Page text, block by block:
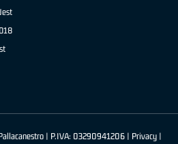
| P.IVA: 03290941206 | Privacy|